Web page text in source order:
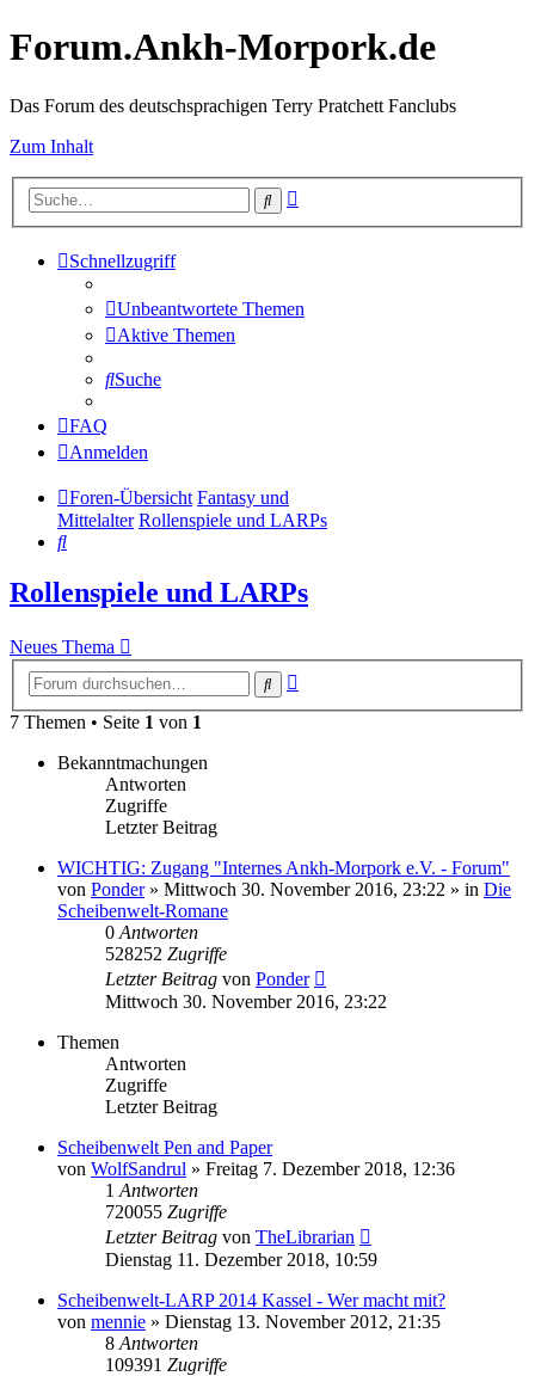
Forum.Ankh-Morpork.de
Das Forum des deutschsprachigen Terry Pratchett Fanclubs
Zum Inhalt
Suche
Schnellzugriff
Unbeantwortete Themen
Aktive Themen
Suche
FAQ
Anmelden
Foren-Übersicht Fantasy und
Mittelalter Rollenspiele und LARPs
Suche
Rollenspiele und LARPs
Neues Thema
Suche
7 Themen • Seite 1 von 1
Bekanntmachungen
Antworten
Zugriffe
Letzter Beitrag
WICHTIG: Zugang "Internes Ankh-Morpork e.V. - Forum"
von Ponder» Mittwoch 30. November 2016, 23:22 » in Die
Scheibenwelt-Romane
0 Antworten
528252 Zugriffe
Letzter Beitrag von Ponder
Mittwoch 30. November 2016, 23:22
Themen
Antworten
Zugriffe
Letzter Beitrag
Scheibenwelt Pen and Paper
von WolfSandrul » Freitag 7. Dezember 2018, 12:36
1 Antworten
720055 Zugriffe
Letzter Beitrag von TheLibrarian
Dienstag 11. Dezember 2018, 10:59
Scheibenwelt-LARP 2014 Kassel - Wer macht mit?
von mennie » Dienstag 13. November 2012, 21:35
8 Antworten
109391 Zugriffe